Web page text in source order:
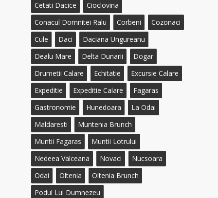
Cetati Dacice
Cioclovina
Conacul Domnitei Ralu
Corbeni
Cozonaci
Cule
Daci
Daciana Ungureanu
Dealu Mare
Delta Dunarii
Dogar
Drumetii Calare
Echitatie
Excursie Calare
Expeditie
Expeditie Calare
Fagaras
Gastronomie
Hunedoara
La Odai
Maldaresti
Muntenia Brunch
Muntii Fagaras
Muntii Lotrului
Nedeea Valceana
Novaci
Nucsoara
Odai
Oltenia
Oltenia Brunch
Podul Lui Dumnezeu